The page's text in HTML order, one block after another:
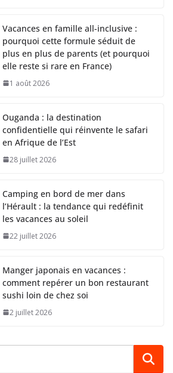
Vacances en famille all-inclusive :
pourquoi cette formule séduit de
plus en plus de parents (et pourquoi
elle reste si rare en France)
1 août 2026
Ouganda : la destination
confidentielle qui réinvente le safari
en Afrique de l’Est
28 juillet 2026
Camping en bord de mer dans
l’Hérault : la tendance qui redéfinit
les vacances au soleil
22 juillet 2026
Manger japonais en vacances :
comment repérer un bon restaurant
sushi loin de chez soi
2 juillet 2026